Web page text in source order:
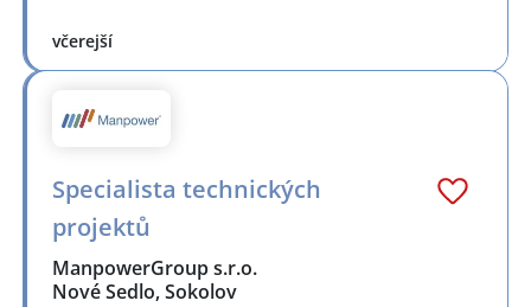
včerejší
Specialista technických
projektů
ManpowerGroup s.r.o.
Nové Sedlo, Sokolov